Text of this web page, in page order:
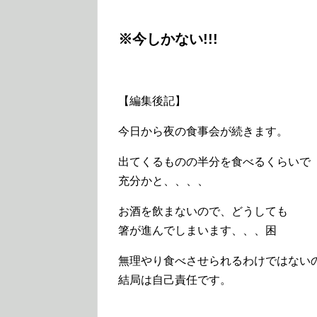
※今しかない!!!
【編集後記】
今日から夜の食事会が続きます。
出てくるものの半分を食べるくらいで
充分かと、、、、
お酒を飲まないので、どうしても
箸が進んでしまいます、、、困
無理やり食べさせられるわけではない
結局は自己責任です。